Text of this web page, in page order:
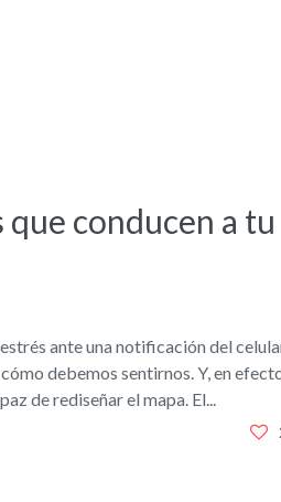
conducen a tu
ante una notificación del
debemos sentirnos. Y, en
de rediseñar el mapa. El...